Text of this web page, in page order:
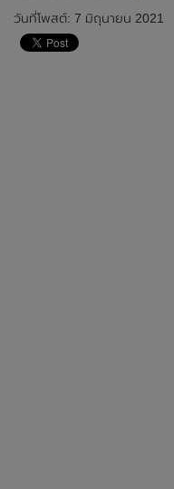
วันที่โพสต์: 7 มิถุนายน 2021